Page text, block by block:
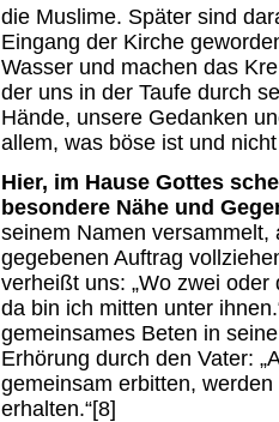
die Muslime. Später sind
Eingang der Kirche
Wasser und machen das
der uns in der Taufe durch
Hände, unsere Gedanken
allem, was böse ist und
Hier, im Hause Gottes
besondere Nähe und
seinem Namen
gegebenen Auftrag
verheißt uns: „Wo zwei
da bin ich mitten unter
gemeinsames Beten in
Erhörung durch den Vater:
gemeinsam erbitten,
erhalten.“[8]